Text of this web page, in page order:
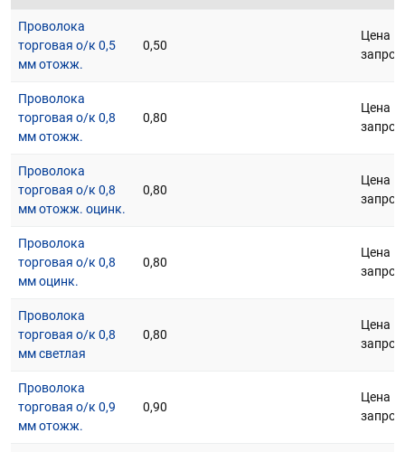
Проволока
торговая о/к 0,5
мм отожж.
0,50
Цена
Проволока
торговая о/к 0,8
мм отожж.
0,80
Цена
Проволока
торговая о/к 0,8
мм отожж. оцинк.
0,80
Цена
Проволока
торговая о/к 0,8
мм оцинк.
0,80
Цена
Проволока
торговая о/к 0,8
мм светлая
0,80
Цена
Проволока
торговая о/к 0,9
мм отожж.
0,90
Цена